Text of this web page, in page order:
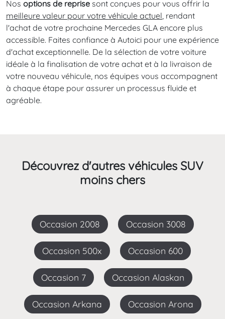
Nos options de reprise sont conçues pour vous offrir la
meilleure valeur pour votre véhicule actuel, rendant
l'achat de votre prochaine Mercedes GLA encore plus
accessible. Faites confiance à Autoici pour une expérience
d'achat exceptionnelle. De la sélection de votre voiture
idéale à la finalisation de votre achat et à la livraison de
votre nouveau véhicule, nos équipes vous accompagnent
à chaque étape pour assurer un processus fluide et
agréable.
Découvrez d'autres véhicules SUV
moins chers
Occasion 2008 Occasion 3008
Occasion 500x Occasion 600
Occasion 7 Occasion Alaskan
Occasion Arkana Occasion Arona